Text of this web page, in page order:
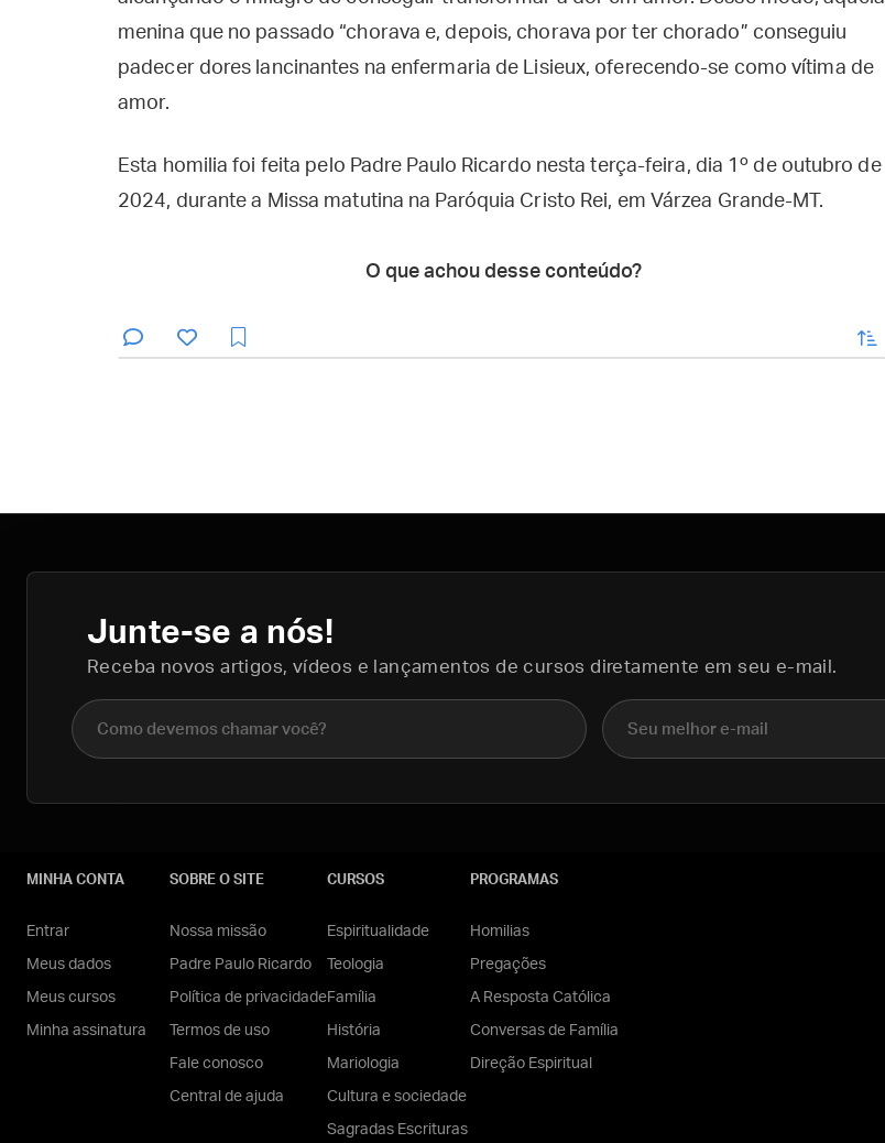
menina que no passado “chorava e, depois, chorava por ter chorado” conseguiu
padecer dores lancinantes na enfermaria de Lisieux, oferecendo-se como vítima de
amor.
Esta homilia foi feita pelo Padre Paulo Ricardo nesta terça-feira, dia 1º de outubro de
2024, durante a Missa matutina na Paróquia Cristo Rei, em Várzea Grande-MT.
O que achou desse conteúdo?
enviar
Junte-se a nós!
Receba novos artigos, vídeos e lançamentos de cursos diretamente em seu e-mail.
Nome completo E-mail
MINHA CONTA
Entrar
Meus dados
Meus cursos
Minha assinatura
SOBRE O SITE
Nossa missão
Padre Paulo Ricardo
Política de privacidade
Termos de uso
Fale conosco
Central de ajuda
CURSOS
Espiritualidade
Teologia
Família
História
Mariologia
Cultura e sociedade
Sagradas Escrituras
PROGRAMAS
Homilias
Pregações
A Resposta Católica
Conversas de Família
Direção Espiritual